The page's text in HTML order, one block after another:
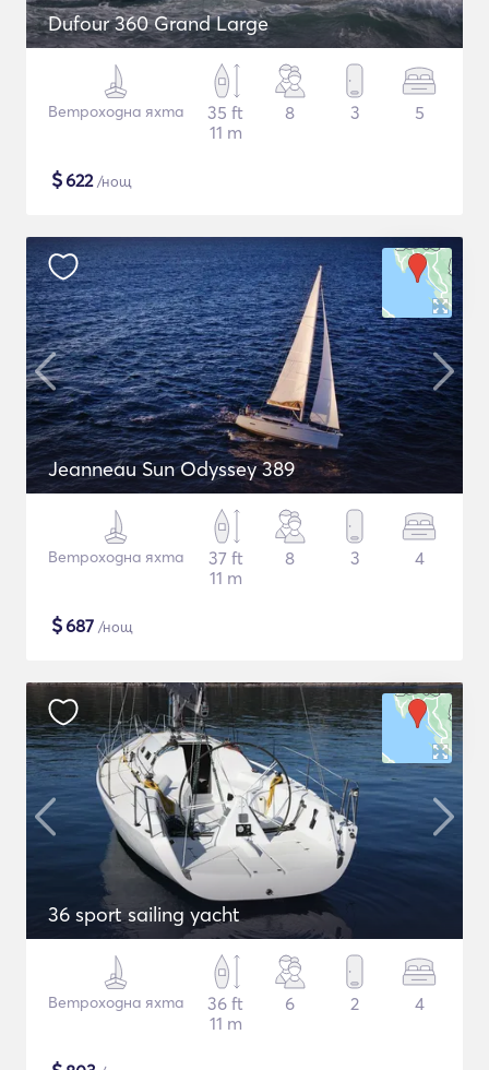
Dufour 360 Grand Large
Ветроходна яхта
35 ft
11 m
8 3 5
$622/нощ
Jeanneau Sun Odyssey 389
Ветроходна яхта
37 ft
11 m
8 3 4
$687 /нощ
36 sport sailing yacht
Ветроходна яхта
36 ft
11 m
6 2 4